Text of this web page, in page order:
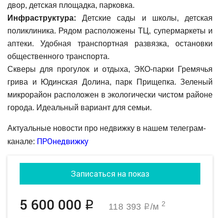
двор, детская площадка, парковка.
Инфраструктура: Детские сады и школы, детская
поликлиника. Рядом расположены ТЦ, супермаркеты и
аптеки. Удобная транспортная развязка, остановки
общественного транспорта.
Скверы для прогулок и отдыха, ЭКО-парки Гремячья
грива и Юдинская Долина, парк Прищепка. Зеленый
микрорайон расположен в экологически чистом районе
города. Идеальный вариант для семьи.
Актуальные новости про недвижку в нашем телеграм-
канале: ПРОнедвижку
Записаться на показ
5 600 000 q 118 393 q/м 2